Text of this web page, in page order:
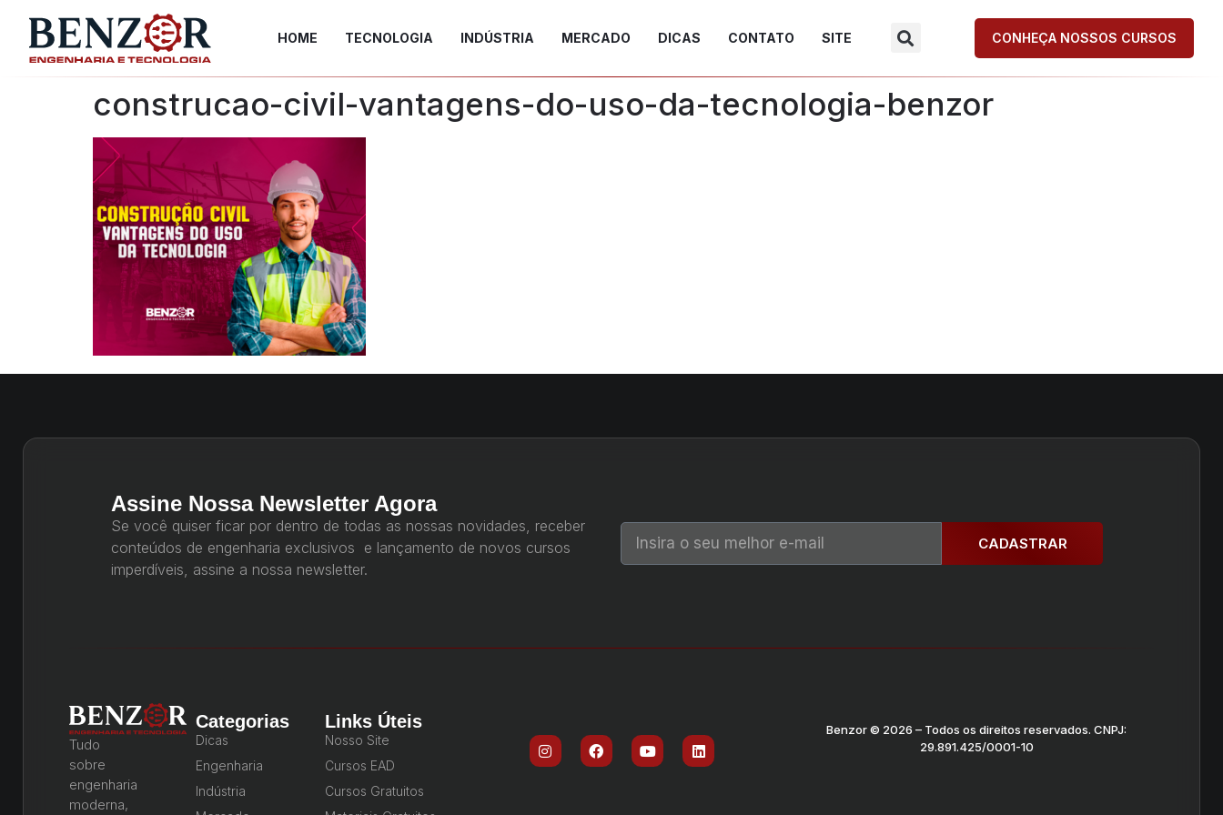
HOME TECNOLOGIA INDÚSTRIA MERCADO DICAS CONTATO SITE CONHEÇA NOSSOS CURSOS
construcao-civil-vantagens-do-uso-da-tecnologia-benzor
Assine Nossa Newsletter Agora
Se você quiser ficar por dentro de todas as nossas novidades, receber
conteúdos de engenharia exclusivos e lançamento de novos cursos
imperdíveis, assine a nossa newsletter.
CADASTRAR
Tudo
sobre
engenharia
moderna,
Categorias
Dicas
Engenharia
Indústria
Links Úteis
Nosso Site
Cursos EAD
Cursos Gratuitos
Benzor © 2026 – Todos os direitos reservados. CNPJ:
29.891.425/0001-10